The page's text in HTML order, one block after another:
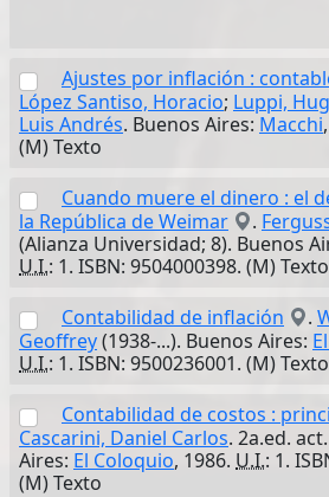
Ajustes por inflación :
López Santiso, Horacio; Luppi,
Luis Andrés. Buenos Aires: Macchi
(M) Texto
Cuando muere el dinero : el
la República de Weimar
.
(Alianza Universidad; 8). Buenos
U.I.: 1. ISBN: 9504000398. (M) Texto
Contabilidad de inflación
.
Geoffrey(1938-...). Buenos Aires:
U.I.: 1. ISBN: 9500236001. (M) Texto
Contabilidad de costos :
Cascarini, Daniel Carlos. 2a.ed.
Aires: El Coloquio, 1986. U.I.: 1.
(M) Texto